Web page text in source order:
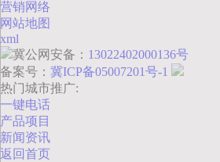
营销网络
网站地图
xml
冀公网安备： 13022402000136号
备案号： 冀ICP备05007201号-1
热门城市推广:
一键电话
产品项目
新闻资讯
返回首页